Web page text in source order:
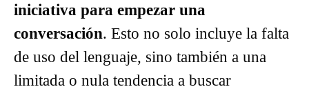
iniciativa para empezar una
conversación. Esto no solo incluye la falta
de uso del lenguaje, sino también a una
limitada o nula tendencia a buscar